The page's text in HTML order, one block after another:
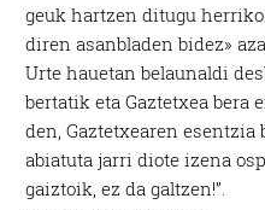
geuk hartzen ditugu
diren asanbladen bidez»
Urte hauetan belaunaldi
bertatik eta Gaztetxea bera
den, Gaztetxearen esentzia
abiatuta jarri diote izena
gaiztoik, ez da galtzen!”.